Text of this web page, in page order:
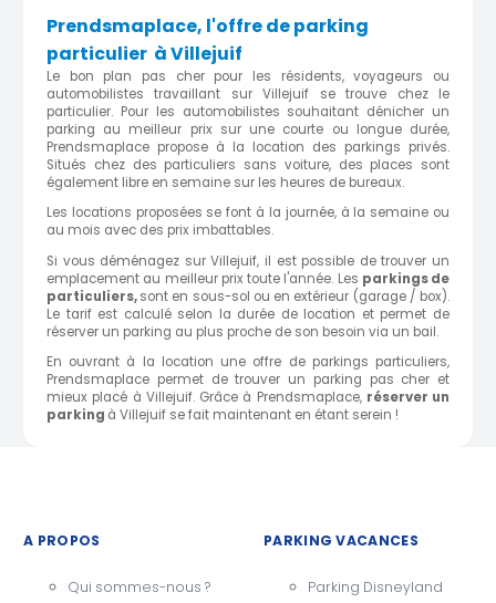
Prendsmaplace, l'offre de parking
particulier à Villejuif
Le bon plan pas cher pour les résidents, voyageurs ou
automobilistes travaillant sur Villejuif se trouve chez le
particulier. Pour les automobilistes souhaitant dénicher un
parking au meilleur prix sur une courte ou longue durée,
Prendsmaplace propose à la location des parkings privés.
Situés chez des particuliers sans voiture, des places sont
également libre en semaine sur les heures de bureaux.
Les locations proposées se font à la journée, à la semaine ou
au mois avec des prix imbattables.
Si vous déménagez sur Villejuif, il est possible de trouver un
emplacement au meilleur prix toute l'année. Les parkings de
particuliers,sont en sous-sol ou en extérieur (garage / box).
Le tarif est calculé selon la durée de location et permet de
réserver un parking au plus proche de son besoin via un bail.
En ouvrant à la location une offre de parkings particuliers,
Prendsmaplace permet de trouver un parking pas cher et
mieux placé à Villejuif. Grâce à Prendsmaplace, réserver un
parking à Villejuif se fait maintenant en étant serein !
A PROPOS
Qui sommes-nous ?
PARKING VACANCES
Parking Disneyland